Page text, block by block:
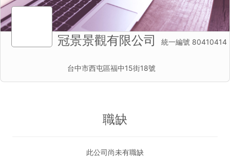
冠景景觀有限公司 統一編號 80410414
台中市西屯區福中15街18號
職缺
此公司尚未有職缺